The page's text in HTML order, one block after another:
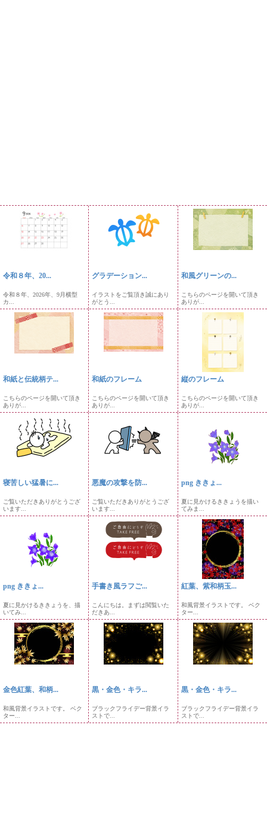
令和８年、20...
令和８年、2026年、9月横型
カ...
グラデーション...
イラストをご覧頂き誠にあり
がとう...
和風グリーンの...
こちらのページを開いて頂き
ありが...
和紙と伝統柄テ...
こちらのページを開いて頂き
ありが...
和紙のフレーム
こちらのページを開いて頂き
ありが...
縦のフレーム
こちらのページを開いて頂き
ありが...
寝苦しい猛暑に...
ご覧いただきありがとうござ
います...
悪魔の攻撃を防...
ご覧いただきありがとうござ
います...
png ききょ...
夏に見かけるききょうを描い
てみま...
png ききょ...
夏に見かけるききょうを、描
いてみ...
手書き風ラフご...
こんにちは。まずは閲覧いた
だきあ...
紅葉、紫和柄玉...
和風背景イラストです。 ベク
ター...
金色紅葉、和柄...
和風背景イラストです。 ベク
ター...
黒・金色・キラ...
ブラックフライデー背景イラ
ストで...
黒・金色・キラ...
ブラックフライデー背景イラ
ストで...